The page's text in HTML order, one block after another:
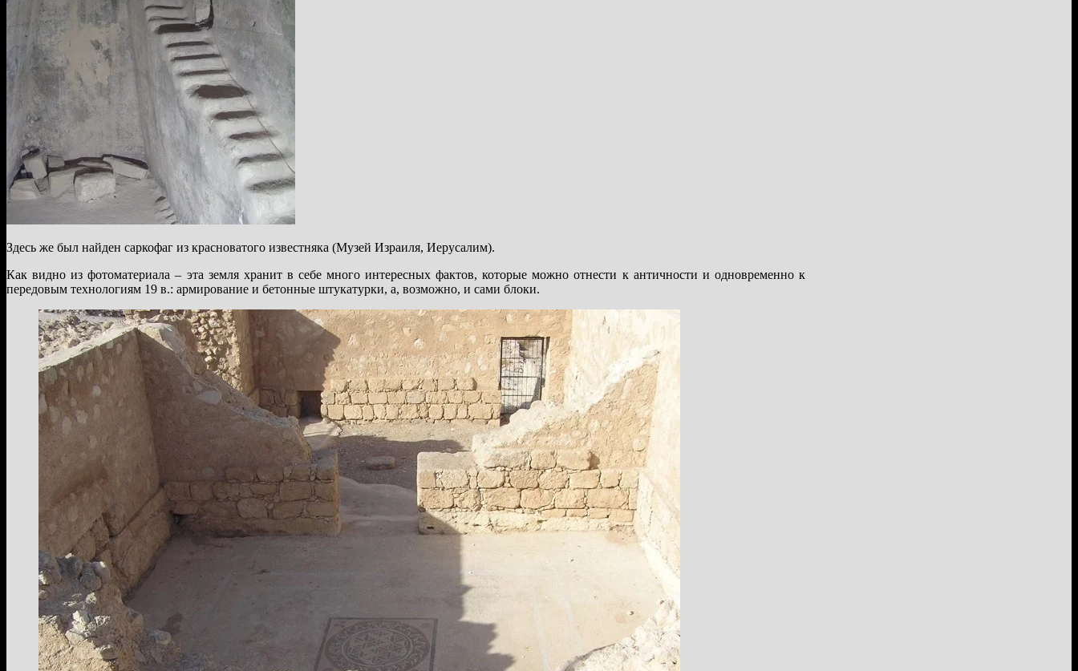
Здесь же был найден саркофаг из красноватого известняка (Музей Израиля, Иерусалим).
Как видно из фотоматериала – эта земля хранит в себе много интересных фактов, которые можно отнести к античности и одновременно к
передовым технологиям 19 в.: армирование и бетонные штукатурки, а, возможно, и сами блоки.